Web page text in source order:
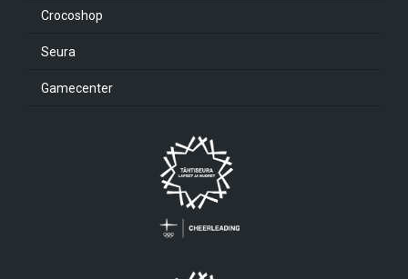
Crocoshop
Seura
Gamecenter